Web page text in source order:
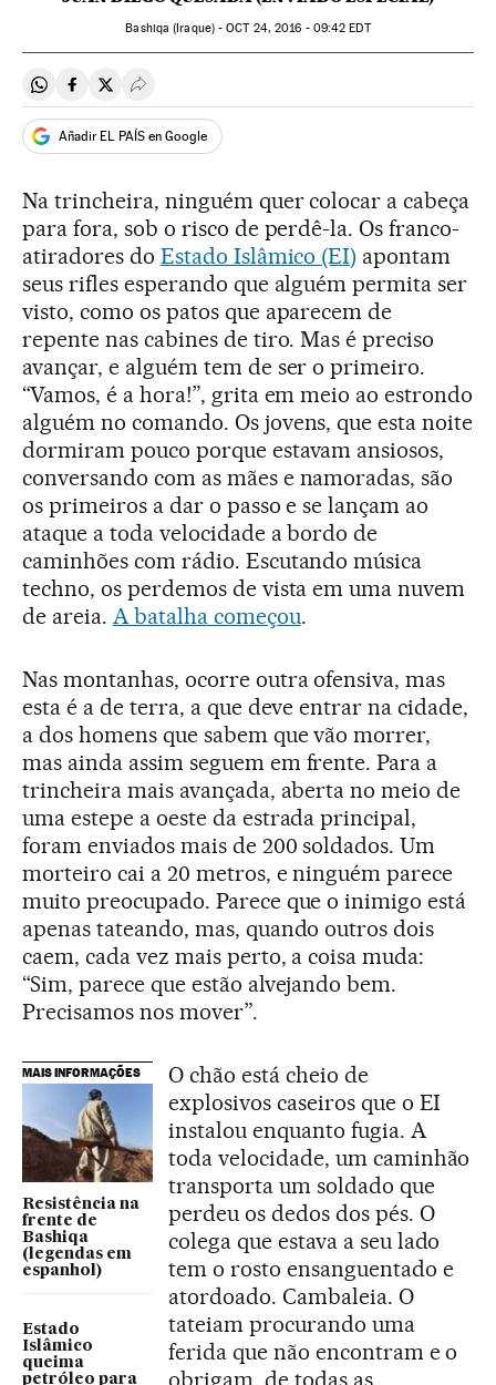
Bashiqa (Iraque) -OCT24, 2016 - 09:42 EDT
Compartir en Whatsapp
Compartir en Facebook
Compartir en Twitter
Desplegar Redes Sociales
Añadir EL PAÍS en Google
Na trincheira, ninguém quer colocar a cabeça
para fora, sob o risco de perdê-la. Os franco-
atiradores do Estado Islâmico (EI) apontam
seus rifles esperando que alguém permita ser
visto, como os patos que aparecem de
repente nas cabines de tiro. Mas é preciso
avançar, e alguém tem de ser o primeiro.
“Vamos, é a hora!”, grita em meio ao estrondo
alguém no comando. Os jovens, que esta noite
dormiram pouco porque estavam ansiosos,
conversando com as mães e namoradas, são
os primeiros a dar o passo e se lançam ao
ataque a toda velocidade a bordo de
caminhões com rádio. Escutando música
techno, os perdemos de vista em uma nuvem
de areia. A batalha começou.
Nas montanhas, ocorre outra ofensiva, mas
esta é a de terra, a que deve entrar na cidade,
a dos homens que sabem que vão morrer,
mas ainda assim seguem em frente. Para a
trincheira mais avançada, aberta no meio de
uma estepe a oeste da estrada principal,
foram enviados mais de 200 soldados. Um
morteiro cai a 20 metros, e ninguém parece
muito preocupado. Parece que o inimigo está
apenas tateando, mas, quando outros dois
caem, cada vez mais perto, a coisa muda:
“Sim, parece que estão alvejando bem.
Precisamos nos mover”.
MAIS INFORMAÇÕES
Resistência na
frente de
Bashiqa
(legendas em
espanhol)
Estado
Islâmico
queima
petróleo para
O chão está cheio de
explosivos caseiros que o EI
instalou enquanto fugia. A
toda velocidade, um caminhão
transporta um soldado que
perdeu os dedos dos pés. O
colega que estava a seu lado
tem o rosto ensanguentado e
atordoado. Cambaleia. O
tateiam procurando uma
ferida que não encontram e o
obrigam, de todas as